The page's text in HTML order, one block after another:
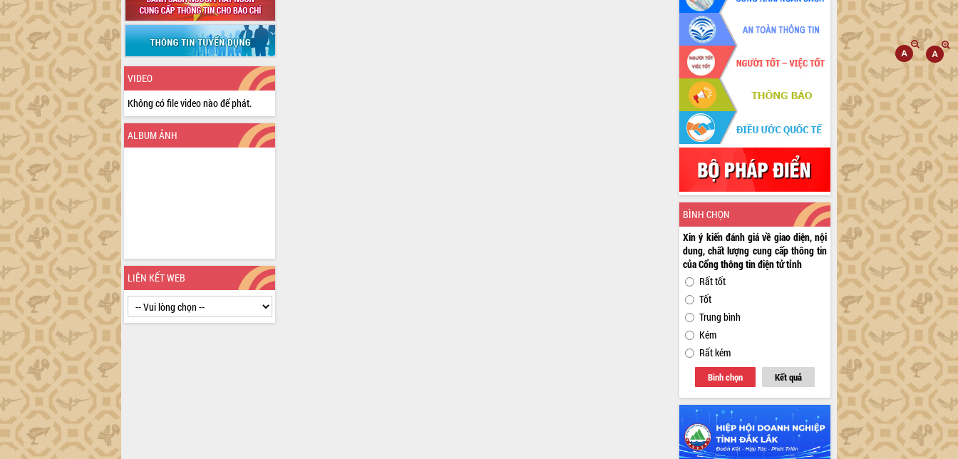
VIDEO
Không có file video nào để phát.
ALBUM ẢNH
LIÊN KẾT WEB
BÌNH CHỌN
Xin ý kiến đánh giá về giao diện, nội
dung, chất lượng cung cấp thông tin
của Cổng thông tin điện tử tỉnh
Rất tốt
Tốt
Trung bình
Kém
Rất kém
Bình chọn Kết quả